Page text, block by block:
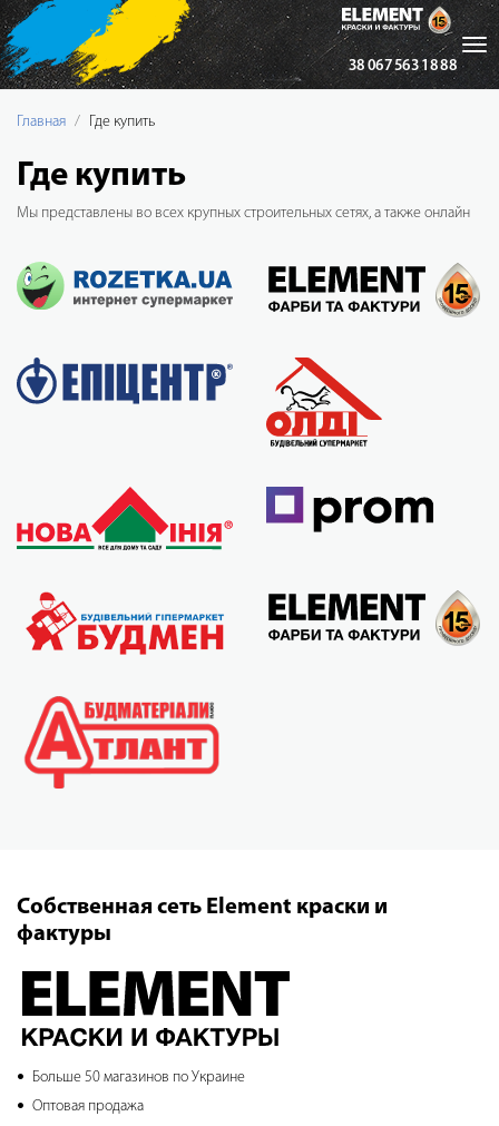
38 067 563 18 88
Главная Где купить
Где купить
Мы представлены во всех крупных строительных сетях, а также онлайн
Собственная сеть Element краски и
фактуры
Больше 50 магазинов по Украине
Оптовая продажа